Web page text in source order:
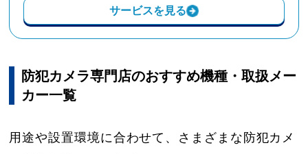
サービスを見る
防犯カメラ専門店のおすすめ機種・取扱メー
カー一覧
用途や設置環境に合わせて、さまざまな防犯カメ